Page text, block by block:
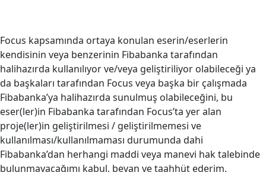
Focus kapsamında ortaya konulan eserin/eserlerin
kendisinin veya benzerinin Fibabanka tarafından
halihazırda kullanılıyor ve/veya geliştiriliyor olabileceği ya
da başkaları tarafından Focus veya başka bir çalışmada
Fibabanka’ya halihazırda sunulmuş olabileceğini, bu
eser(ler)in Fibabanka tarafından Focus’ta yer alan
proje(ler)in geliştirilmesi / geliştirilmemesi ve
kullanılması/kullanılmaması durumunda dahi
Fibabanka’dan herhangi maddi veya manevi hak talebinde
bulunmayacağımı kabul, beyan ve taahhüt ederim.